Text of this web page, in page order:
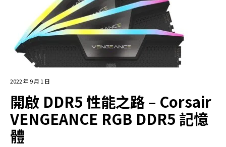
2022 年 9 月 1 日
開啟 DDR5 性能之路 – Corsair
VENGEANCE RGB DDR5 記憶
體